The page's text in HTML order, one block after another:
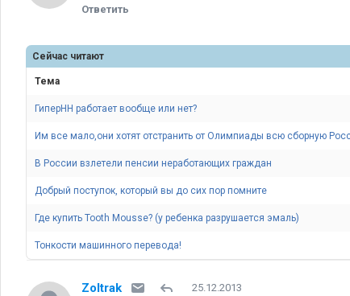
Ответить
Сейчас читают
Тема
ГиперНН работает вообще или нет
Им все мало,они хотят отстранить от Олимпиады всю сборную
В России взлетели пенсии неработающих граждан
Добрый поступок, который вы до сих пор помните
Где купить Tooth Mousse? (у ребенка разрушается эмаль)
Тонкости машинного перевода!
Zoltrak 25.12.2013